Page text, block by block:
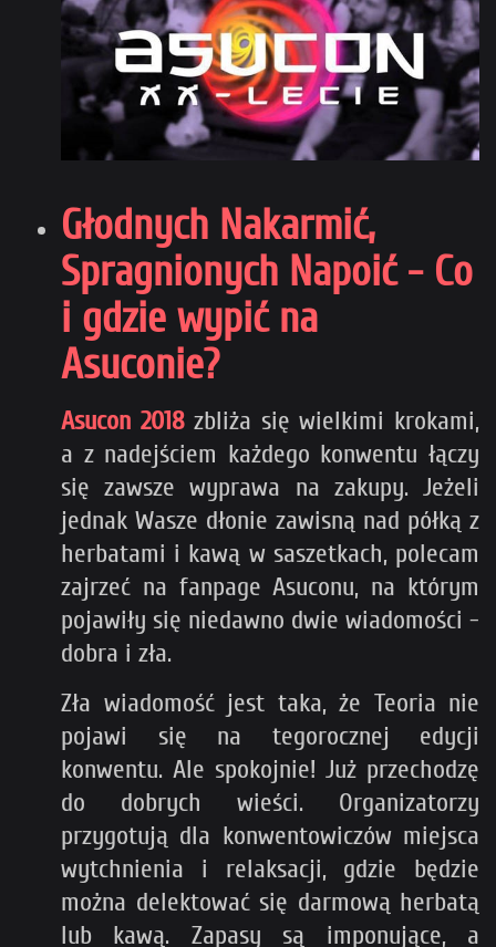
Głodnych Nakarmić,
Spragnionych Napoić - Co
i gdzie wypić na
Asuconie?
Asucon 2018zbliża się wielkimi krokami,
a z nadejściem każdego konwentu łączy
się zawsze wyprawa na zakupy. Jeżeli
jednak Wasze dłonie zawisną nad półką z
herbatami i kawą w saszetkach, polecam
zajrzeć na fanpage Asuconu, na którym
pojawiły się niedawno dwie wiadomości -
dobra i zła.
Zła wiadomość jest taka, że Teoria nie
pojawi się na tegorocznej edycji
konwentu. Ale spokojnie! Już przechodzę
do dobrych wieści. Organizatorzy
przygotują dla konwentowiczów miejsca
wytchnienia i relaksacji, gdzie będzie
można delektować się darmową herbatą
lub kawą. Zapasy są imponujące, a